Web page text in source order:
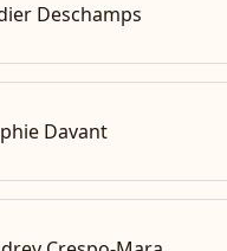
Deschamps
Davant